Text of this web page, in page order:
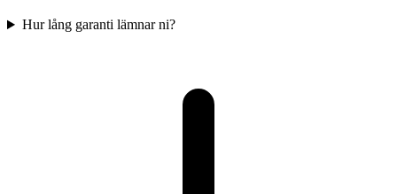
Hur lång garanti lämnar ni?